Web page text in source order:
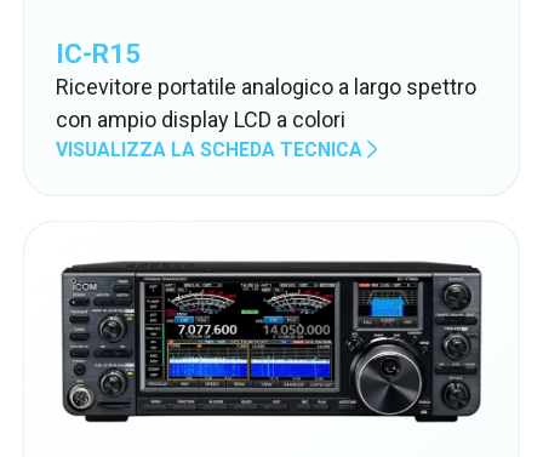
IC-R15
Ricevitore portatile analogico a largo spettro
con ampio display LCD a colori
VISUALIZZA LA SCHEDA TECNICA